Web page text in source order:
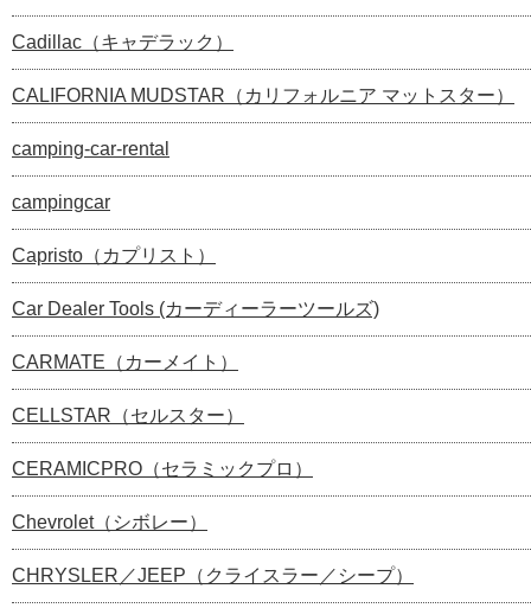
Cadillac（キャデラック）
CALIFORNIA MUDSTAR（カリフォルニア マットスター）
camping-car-rental
campingcar
Capristo（カプリスト）
Car Dealer Tools (カーディーラーツールズ)
CARMATE（カーメイト）
CELLSTAR（セルスター）
CERAMICPRO（セラミックプロ）
Chevrolet（シボレー）
CHRYSLER／JEEP（クライスラー／シープ）